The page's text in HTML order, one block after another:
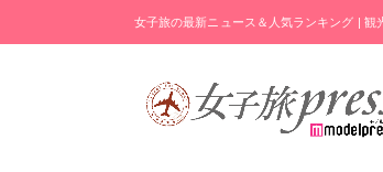
女子旅の最新ニュース＆人気ランキング | 観